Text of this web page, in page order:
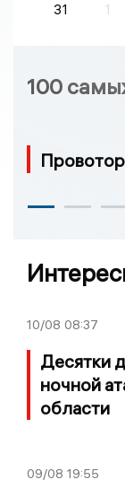
31
1
100
10/08 08:37
Десятки
ночной
области
09/08 19:55